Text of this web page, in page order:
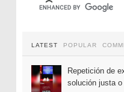
LATEST POPULAR
Repetición de
solución justa o